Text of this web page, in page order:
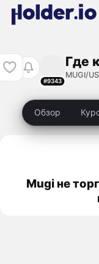
#9343
Где
MUGI/
Обзор
Mugi не